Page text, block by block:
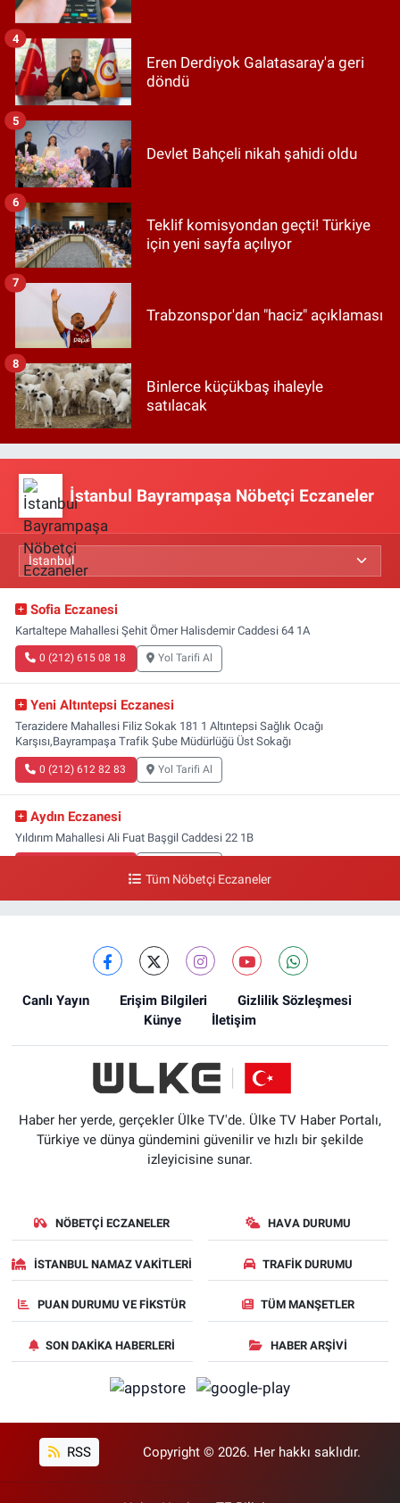
Eren Derdiyok Galatasaray'a geri
döndü
4
Devlet Bahçeli nikah şahidi oldu
5
Teklif komisyondan geçti! Türkiye
için yeni sayfa açılıyor
6
Trabzonspor'dan "haciz" açıklaması
7
Binlerce küçükbaş ihaleyle
satılacak
8
İstanbul Bayrampaşa Nöbetçi Eczaneler
Sofia Eczanesi
Kartaltepe Mahallesi Şehit Ömer Halisdemir Caddesi 64 1A
0 (212) 615 08 18 Yol Tarifi Al
Yeni Altıntepsi Eczanesi
Terazidere Mahallesi Filiz Sokak 181 1 Altıntepsi Sağlık Ocağı
Karşısı,Bayrampaşa Trafik Şube Müdürlüğü Üst Sokağı
0 (212) 612 82 83 Yol Tarifi Al
Aydın Eczanesi
Yıldırım Mahallesi Ali Fuat Başgil Caddesi 22 1B
Tüm Nöbetçi Eczaneler
Canlı Yayın Erişim Bilgileri
Gizlilik Sözleşmesi
Künye
İletişim
Haber her yerde, gerçekler Ülke TV'de. Ülke TV Haber Portalı,
Türkiye ve dünya gündemini güvenilir ve hızlı bir şekilde
izleyicisine sunar.
NÖBETÇI ECZANELER HAVA DURUMU
İSTANBUL NAMAZ VAKITLERI TRAFIK DURUMU
PUAN DURUMU VE FIKSTÜR TÜM MANŞETLER
SON DAKIKA HABERLERI HABER ARŞIVI
RSS Copyright © 2026. Her hakkı saklıdır.